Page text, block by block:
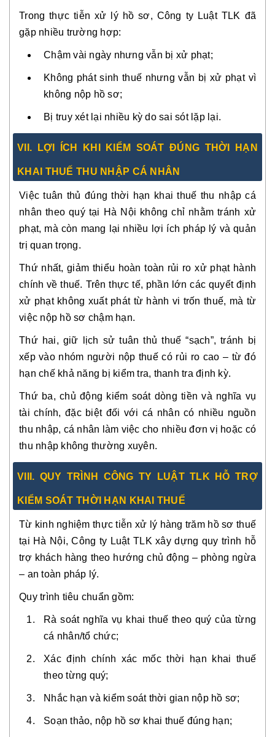
Trong thực tiễn xử lý hồ sơ, Công ty Luật TLK đã
gặp nhiều trường hợp:
Chậm vài ngày nhưng vẫn bị xử phạt;
Không phát sinh thuế nhưng vẫn bị xử phạt vì
không nộp hồ sơ;
Bị truy xét lại nhiều kỳ do sai sót lặp lại.
VII. LỢI ÍCH KHI KIỂM SOÁT ĐÚNG THỜI HẠN
KHAI THUẾ THU NHẬP CÁ NHÂN
Việc tuân thủ đúng thời hạn khai thuế thu nhập cá
nhân theo quý tại Hà Nội không chỉ nhằm tránh xử
phạt, mà còn mang lại nhiều lợi ích pháp lý và quản
trị quan trọng.
Thứ nhất, giảm thiểu hoàn toàn rủi ro xử phạt hành
chính về thuế. Trên thực tế, phần lớn các quyết định
xử phạt không xuất phát từ hành vi trốn thuế, mà từ
việc nộp hồ sơ chậm hạn.
Thứ hai, giữ lịch sử tuân thủ thuế “sạch”, tránh bị
xếp vào nhóm người nộp thuế có rủi ro cao – từ đó
hạn chế khả năng bị kiểm tra, thanh tra định kỳ.
Thứ ba, chủ động kiểm soát dòng tiền và nghĩa vụ
tài chính, đặc biệt đối với cá nhân có nhiều nguồn
thu nhập, cá nhân làm việc cho nhiều đơn vị hoặc có
thu nhập không thường xuyên.
VIII. QUY TRÌNH CÔNG TY LUẬT TLK HỖ TRỢ
KIỂM SOÁT THỜI HẠN KHAI THUẾ
Từ kinh nghiệm thực tiễn xử lý hàng trăm hồ sơ thuế
tại Hà Nội, Công ty Luật TLK xây dựng quy trình hỗ
trợ khách hàng theo hướng chủ động – phòng ngừa
– an toàn pháp lý.
Quy trình tiêu chuẩn gồm:
Rà soát nghĩa vụ khai thuế theo quý của từng
cá nhân/tổ chức;
Xác định chính xác mốc thời hạn khai thuế
theo từng quý;
Nhắc hạn và kiểm soát thời gian nộp hồ sơ;
Soạn thảo, nộp hồ sơ khai thuế đúng hạn;